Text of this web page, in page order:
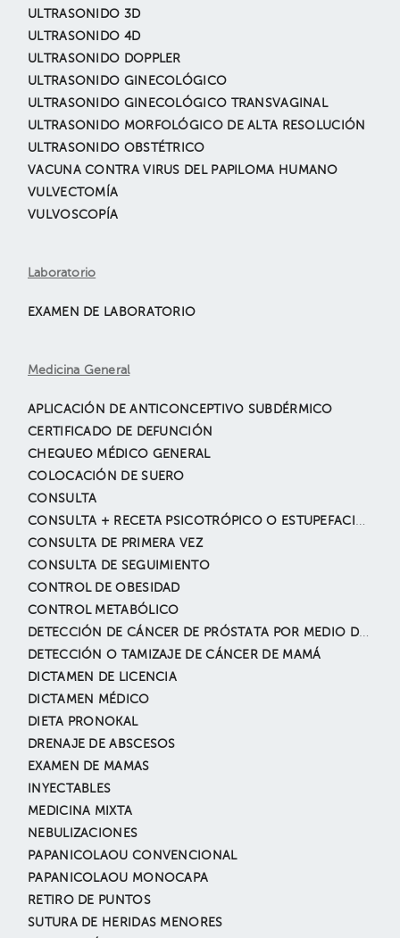
ULTRASONIDO 3D
ULTRASONIDO 4D
ULTRASONIDO DOPPLER
ULTRASONIDO GINECOLÓGICO
ULTRASONIDO GINECOLÓGICO TRANSVAGINAL
ULTRASONIDO MORFOLÓGICO DE ALTA RESOLUCIÓN
ULTRASONIDO OBSTÉTRICO
VACUNA CONTRA VIRUS DEL PAPILOMA HUMANO
VULVECTOMÍA
VULVOSCOPÍA
Laboratorio
EXAMEN DE LABORATORIO
Medicina General
APLICACIÓN DE ANTICONCEPTIVO SUBDÉRMICO
CERTIFICADO DE DEFUNCIÓN
CHEQUEO MÉDICO GENERAL
COLOCACIÓN DE SUERO
CONSULTA
CONSULTA + RECETA PSICOTRÓPICO O ESTUPEFACIENTE
CONSULTA DE PRIMERA VEZ
CONSULTA DE SEGUIMIENTO
CONTROL DE OBESIDAD
CONTROL METABÓLICO
DETECCIÓN DE CÁNCER DE PRÓSTATA POR MEDIO DE TACTO
DETECCIÓN O TAMIZAJE DE CÁNCER DE MAMÁ
DICTAMEN DE LICENCIA
DICTAMEN MÉDICO
DIETA PRONOKAL
DRENAJE DE ABSCESOS
EXAMEN DE MAMAS
INYECTABLES
MEDICINA MIXTA
NEBULIZACIONES
PAPANICOLAOU CONVENCIONAL
PAPANICOLAOU MONOCAPA
RETIRO DE PUNTOS
SUTURA DE HERIDAS MENORES